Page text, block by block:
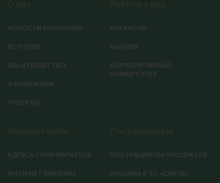
НОВОСТИ КОМПАНИИ
ИСТОРИЯ
МЫ И ОБЩЕСТВО
О КОМПАНИИ
ПРОЕКТЫ
ВАКАНСИИ
КАРЬЕРА
КОРПОРАТИВНЫЙ
УНИВЕРСИТЕТ
АДРЕСА СУПЕРМАРКЕТОВ
ИНТЕРНЕТ-МАГАЗИН
ПОСТАВЩИКАМ ПРОДУКТОВ
РЕКЛАМА В ТС «СЛАТА»